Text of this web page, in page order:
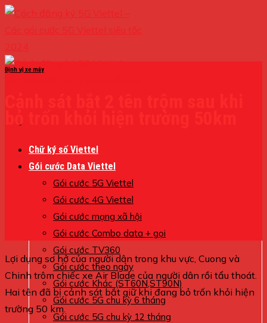
Skip
to
content
Chữ ký số Viettel
Gói cước Data Viettel
Gói cước 5G Viettel
Gói cước 4G Viettel
Gói cước mạng xã hội
Gói cước Combo data + gọi
Gói cước TV360
Gói cước theo ngày
Gói cước Khác (ST60N,ST90N)
Gói cước 5G chu kỳ 6 tháng
Gói cước 5G chu kỳ 12 tháng
Định vị xe máy
bỏ trốn khỏi hiện trường 50km
Lợi dụng sơ hở của người dân trong khu vực, Cuong và
Chinh trôm chiếc xe Air Blade của người dân rồi tẩu thoát.
Hai tên đã bị cảnh sát bắt giữ khi đang bỏ trốn khỏi hiện
trường 50 km.